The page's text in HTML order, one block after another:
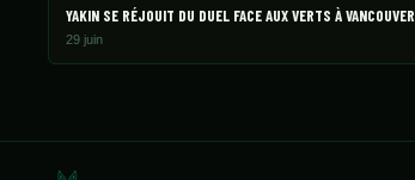
YAKIN SE RÉJOUIT DU DUEL FACE AUX VERTS À VANCOUVER
29 juin